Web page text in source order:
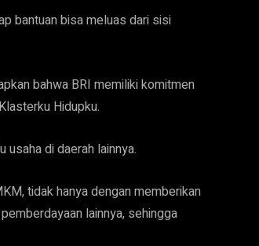
bantuan bisa meluas dari sisi
bahwa BRI memiliki komitmen
Hidupku.
usaha di daerah lainnya.
tidak hanya dengan memberikan
lainnya, sehingga